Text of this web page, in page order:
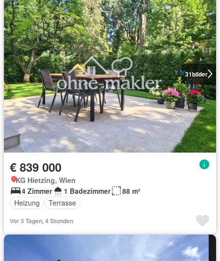
31bilder
€ 839 000
KG Hietzing, Wien
4 Zimmer
1 Badezimmer
88 m²
Heizung
Terrasse
Vor 3 Tagen, 4 Stunden